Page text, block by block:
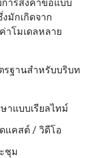
การส่งคำขอแบบ
มักเกิดจาก
าโมเดลหลาย
รฐานสำหรับบริบท
าแบบเรียลไทม์
แคสต์ / วิดีโอ
ชุม